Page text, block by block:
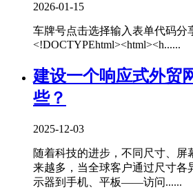
2026-01-15
车牌号点击选择输入表单代码分
<!DOCTYPEhtml><html><h......
建设一个响应式外贸
些？
2025-12-03
随着科技的进步，不同尺寸、屏
来越多，当全球客户通过尺寸
示器到手机、平板——访问......